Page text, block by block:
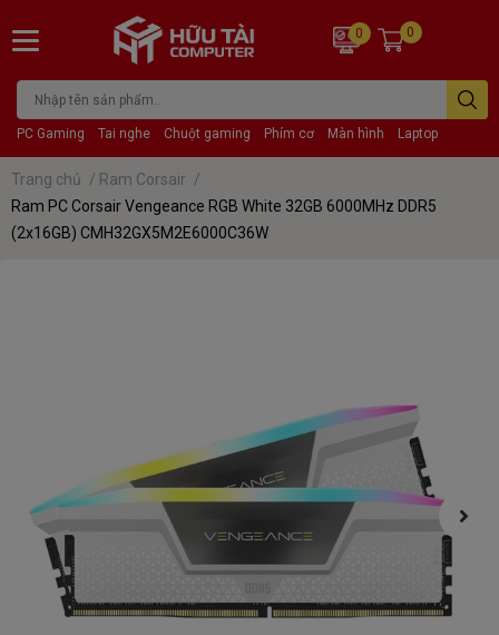
PC Gaming Tai nghe Chuột gaming Phím cơ Màn hình Laptop
0 0
Trang chủ / Ram Corsair /
Ram PC Corsair Vengeance RGB White 32GB 6000MHz DDR5
(2x16GB) CMH32GX5M2E6000C36W